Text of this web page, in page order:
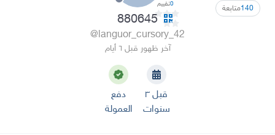
140متابعة 0تقييم
880645
@languor_cursory_42
آخر ظهور قبل ٦ أيام
قبل ٣
سنوات
دفع
العمولة